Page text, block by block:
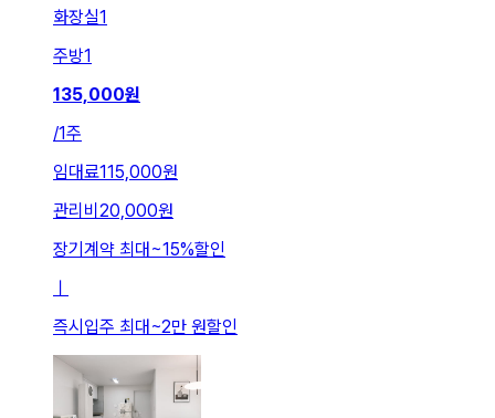
화장실1
주방1
135,000원
/1주
임대료115,000원
관리비 20,000원
장기계약 최대 ~15%할인
즉시입주 최대 ~2만 원할인